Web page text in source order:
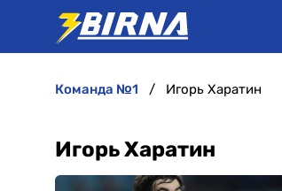
команда №1 Игорь Харатин
Игорь Харатин